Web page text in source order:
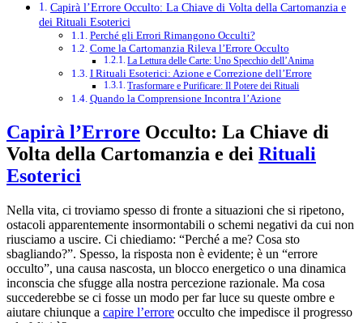
Capirà l’Errore Occulto: La Chiave di Volta della Cartomanzia e
dei Rituali Esoterici
Perché gli Errori Rimangono Occulti?
Come la Cartomanzia Rileva l’Errore Occulto
La Lettura delle Carte: Uno Specchio dell’Anima
I Rituali Esoterici: Azione e Correzione dell’Errore
Trasformare e Purificare: Il Potere dei Rituali
Quando la Comprensione Incontra l’Azione
Capirà l’Errore Occulto: La Chiave di
Volta della Cartomanzia e dei Rituali
Esoterici
Nella vita, ci troviamo spesso di fronte a situazioni che si ripetono,
ostacoli apparentemente insormontabili o schemi negativi da cui non
riusciamo a uscire. Ci chiediamo: “Perché a me? Cosa sto
sbagliando?”. Spesso, la risposta non è evidente; è un “errore
occulto”, una causa nascosta, un blocco energetico o una dinamica
inconscia che sfugge alla nostra percezione razionale. Ma cosa
succederebbe se ci fosse un modo per far luce su queste ombre e
aiutare chiunque a capire l’errore occulto che impedisce il progresso